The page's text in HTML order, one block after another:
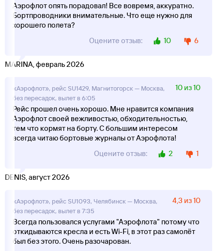
Аэрофлот опять порадовал! Все вовремя, аккуратно.
Бортпроводники внимательные. Что еще нужно для
хорошего полета?
Оцените отзыв:
10 6
MARINA, февраль 2026
«Аэрофлот», рейс SU1429, Магнитогорск — Москва,
без пересадок, вылет в 6:05
10 из 10
Рейс прошел очень хорошо. Мне нравится компания
Аэрофлот своей вежливостью, обходительностью,
тем что кормят на борту. С большим интересом
всегда читаю бортовые журналы от Аэрофлота!
Оцените отзыв:
2 1
DENIS, август 2026
«Аэрофлот», рейс SU1093, Челябинск — Москва,
без пересадок, вылет в 7:35
4,3 из 10
Всегда пользовался услугами "Аэрофлота" потому что
откидываются кресла и есть Wi-Fi, в этот раз самолёт
был без этого. Очень разочарован.